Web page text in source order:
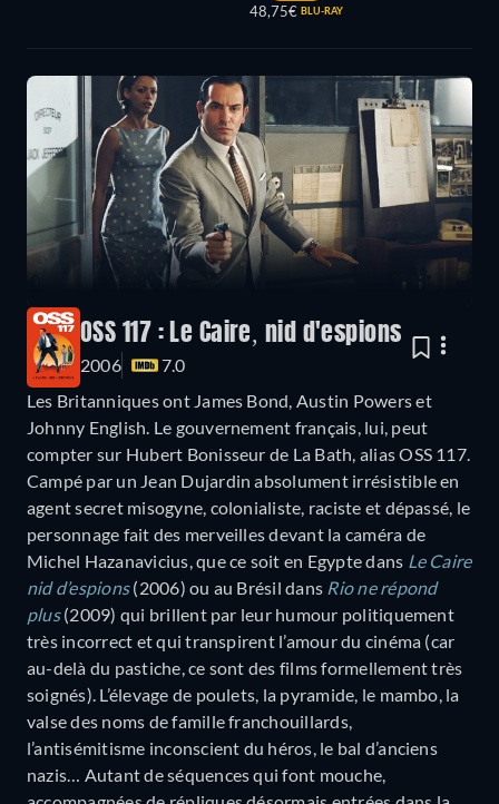
48,75€ BLU-RAY
OSS 117 : Le Caire, nid d'espions
2006
7.0
Les Britanniques ont James Bond, Austin Powers et
Johnny English. Le gouvernement français, lui, peut
compter sur Hubert Bonisseur de La Bath, alias OSS 117.
Campé par un Jean Dujardin absolument irrésistible en
agent secret misogyne, colonialiste, raciste et dépassé, le
personnage fait des merveilles devant la caméra de
Michel Hazanavicius, que ce soit en Egypte dans Le Caire
nid d’espions(2006) ou au Brésil dans Rio ne répond
plus(2009) qui brillent par leur humour politiquement
très incorrect et qui transpirent l’amour du cinéma (car
au-delà du pastiche, ce sont des films formellement très
soignés). L’élevage de poulets, la pyramide, le mambo, la
valse des noms de famille franchouillards,
l’antisémitisme inconscient du héros, le bal d’anciens
nazis… Autant de séquences qui font mouche,